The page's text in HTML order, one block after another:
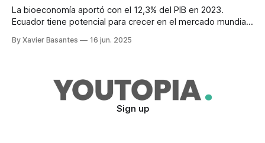
La bioeconomía aportó con el 12,3% del PIB en 2023.
Ecuador tiene potencial para crecer en el mercado mundial
By Xavier Basantes 16 jun. 2025
Sign up